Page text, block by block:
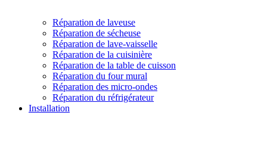
Réparation de laveuse
Réparation de sécheuse
Réparation de lave-vaisselle
Réparation de la cuisinière
Réparation de la table de cuisson
Réparation du four mural
Réparation des micro-ondes
Réparation du réfrigérateur
Installation